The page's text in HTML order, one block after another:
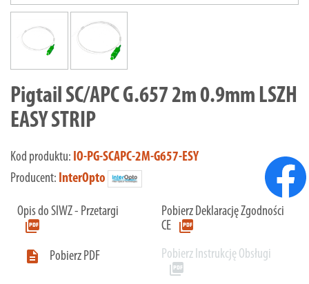
Pigtail SC/APC G.657 2m 0.9mm LSZH
EASY STRIP
Kod produktu: IO-PG-SCAPC-2M-G657-ESY
Producent: InterOpto
Opis do SIWZ - Przetargi
picture_as_pdf
Pobierz Deklarację Zgodności
CE picture_as_pdf

Pobierz PDF Pobierz Instrukcję Obsługi
picture_as_pdf